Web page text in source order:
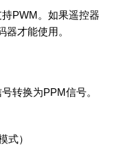
PWM。如果遥控器
才能使用。
转换为PPM信号。
式）